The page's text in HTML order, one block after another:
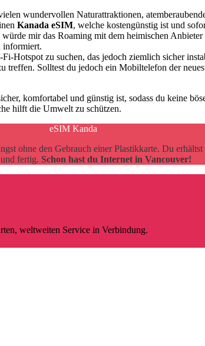
wundervollen Naturattraktionen,
Kanada eSIM, welche kostengünstig ist und
würde mir das Roaming mit dem heimischen
informiert.
Hotspot zu suchen, das jedoch ziemlich sicher
treffen. Solltest du jedoch ein Mobiltelefon der
komfortabel und günstig ist, sodass du keine
hilft die Umwelt zu schützen.
eSIM Kanda
ohne den Gebrauch einer Plastikkarte. Du
fertig. Schon hast du Internet in Vancouver!
weltweiten Service in Verbindung.